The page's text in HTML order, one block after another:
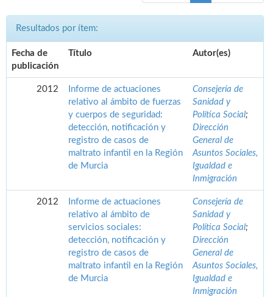
Resultados por ítem:
Fecha de
publicación
Título Autor(es)
2012
Informe de actuaciones
relativo al ámbito de fuerzas
y cuerpos de seguridad:
detección, notificación y
registro de casos de
maltrato infantil en la Región
de Murcia
Consejería de
Sanidad y
Política Social;
Dirección
General de
Asuntos Sociales,
Igualdad e
Inmigración
2012
Informe de actuaciones
relativo al ámbito de
servicios sociales:
detección, notificación y
registro de casos de
maltrato infantil en la Región
de Murcia
Consejería de
Sanidad y
Política Social;
Dirección
General de
Asuntos Sociales,
Igualdad e
Inmigración